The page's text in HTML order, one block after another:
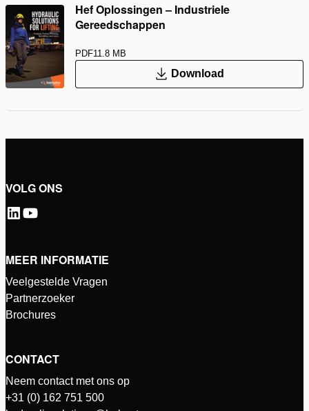
Hef Oplossingen – Industriele
Gereedschappen
PDF11.8 MB
Download
VOLG ONS
MEER INFORMATIE
Veelgestelde Vragen
Partnerzoeker
Brochures
CONTACT
Neem contact met ons op
+31 (0) 162 751 500